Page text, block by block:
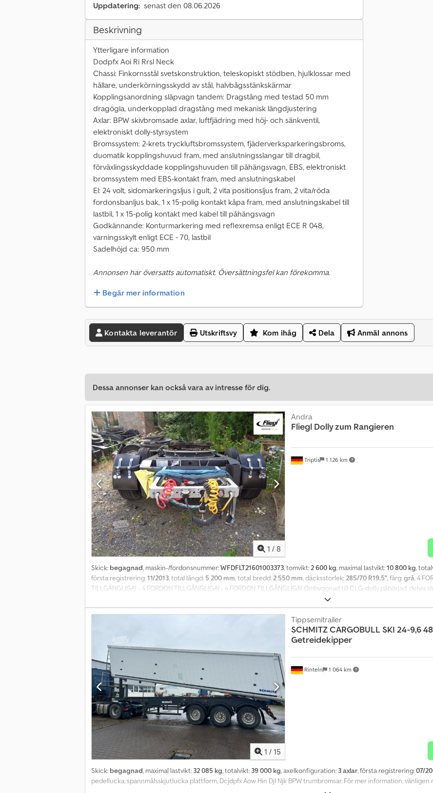
Uppdatering: senast den 08.06.2026
Beskrivning
Ytterligare information
Dodpfx Aoi Ri Rrsl Neck
Chassi: Finkornsstål svetskonstruktion, teleskopiskt stödben, hjulklossar med
hållare, underkörningsskydd av stål, halvbågsstänkskärmar
Kopplingsanordning släpvagn tandem: Dragstång med testad 50 mm
dragögla, underkopplad dragstång med mekanisk längdjustering
Axlar: BPW skivbromsade axlar, luftfjädring med höj- och sänkventil,
elektroniskt dolly-styrsystem
Bromssystem: 2-krets tryckluftsbromssystem, fjäderverksparkeringsbroms,
duomatik kopplingshuvud fram, med anslutningsslangar till dragbil,
förväxlingsskyddade kopplingshuvuden till påhängsvagn, EBS, elektroniskt
bromssystem med EBS-kontakt fram, med anslutningskabel
El: 24 volt, sidomarkeringsljus i gult, 2 vita positionsljus fram, 2 vita/röda
fordonsbanljus bak, 1 x 15-polig kontakt kåpa fram, med anslutningskabel till
lastbil, 1 x 15-polig kontakt med kabel till påhängsvagn
Godkännande: Konturmarkering med reflexremsa enligt ECE R 048,
varningsskylt enligt ECE - 70, lastbil
Sadelhöjd ca: 950 mm
Annonsen har översatts automatiskt. Översättningsfel kan förekomma.
Begär mer information
Kontakta leverantör Utskriftsvy Kom ihåg Dela Anmäl annons
Dessa annonser kan också vara av intresse för dig.
1 / 8
Triptis 1 126 km
Andra
Fliegl Dolly zum Rangieren
Skick: begagnad, maskin-/fordonsnummer:WFDFLT21601003373, tomvikt:2 600 kg, maximal lastvikt:10 800 kg,
första registrering:11/2013, total längd: 5 200 mm, total bredd:2 550 mm, däcksstorlek:285/70 R19,5", färg:grå, 4
TILLGÄNGLIGA! - 4 FORDON TILLGÄNGLIGA! - 4 FORDON TILLGÄNGLIGA! Ombyggnad till CLG-dolly påbörjad,
Finståls-svetskonstruktion, sadelkoppling, tillverkare enligt vårt val för 2 kungsnäsor med kulvridlager, anslag max
underkörningsskydd av stål, halvskärmar CLG-underkopplingsträcka med testade 50 mm dragöglor för både dolly
med lyft- och sänkningsventil 2-lednings tryckluftbromssystem, fjäderackumulatorbaserad parkeringsbroms, 2
förbindningsledningar till dragbilen, 2 förväxlingssäkra kopplingshuvuden till släpvagnen EBS, elektroniskt
förbindningskabel, EBS-förbindningskabel till släpvagnen Dcedpfx Alszm Trqj Nsk Observera: Släpvagnen får endast
systemets funktion! Axelbelastningsdetektering för lastbilar via EBS, utan installation för lastbil. 24 volt,
positionsljus fram, 2 vit/röda sidomarkeringsljus bak, 1 x 15-polig kontakt fram, med förbindningskabel till lastbilen, 1
släpvagnen Registreringsland: Tyskland, med Dekra-godkännande, förberedd för registreringsskylthållare i en rad,
R 048, vit på sidorna och röd bak Finståls-svetskonstruktion, sadelkoppling, tillverkare enligt vårt val för 2 kungsnäsor
teleskopstöd, 2 kilklossar med hållare, underkörningsskydd av stål, halvskärmar CLG-underkopplingsträcka med
dragbil. BPG-skivbromsaxlar, luftfjädring med lyft- och sänkningsventil 2-lednings tryckluftbromssystem,
förväxlingssäkra kopplingshuvuden fram, med förbindningsledningar till dragbilen, 2 förväxlingssäkra
bromssystem med EBS-kontakt fram, med förbindningskabel, EBS-förbindningskabel till släpvagnen Observera:
garanterar ABS-systemets funktion! Axelbelastningsdetektering för lastbilar via EBS, utan installation för lastbil. 24
sidorna, 2 vita positionsljus fram, 2 vit/röda sidomarkeringsljus bak, 1 x 15-polig kontakt fram, med förbindningskabel
förbindningskabel till släpvagnen Registreringsland: Tyskland, med Dekra-godkännande, förberedd för
reflexremsor enligt ECE R 048, vit på sidorna och röd bak Sadelhöjd ca: 1150 mm Kopplingshöjd ca: 380 mm
1 / 15
Rinteln 1 064 km
Tippsemitrailer
SCHMITZ CARGOBULL SKI 24-9,6
Getreidekipper
Skick: begagnad, maximal lastvikt: 32 085 kg, totalvikt: 39 000 kg, axelkonfiguration: 3 axlar, första registrering:07/
pedellucka, spannmålsskjutlucka plattform, Dcjdpfx Aow Hin Djl Njk BPW trumbromsar, För mer information, vänligen